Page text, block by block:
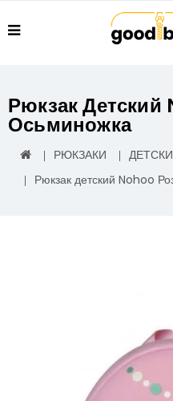
Рюкзак Детский
Осьминожка
РЮКЗАКИ
Рюкзак детский Nohoo